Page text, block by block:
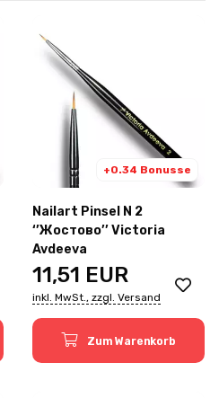
+0.34 Bonusse
Nailart Pinsel N 2
‘’Жостово’’ Victoria
Avdeeva
11,51 EUR
inkl. MwSt., zzgl. Versand
Zum Warenkorb